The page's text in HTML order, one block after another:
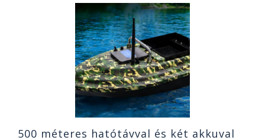
500 méteres hatótávval és két akkuval